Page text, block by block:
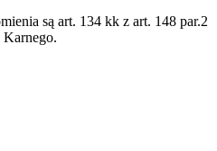
są art. 134 kk z art. 148 par.2